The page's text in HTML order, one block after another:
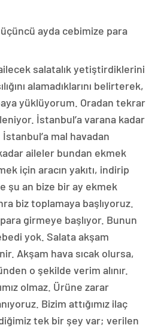
üçüncü ayda cebimize para
salatalık yetiştirdiklerini
alamadıklarını belirterek,
yüklüyorum. Oradan tekrar
İstanbul’a varana kadar
mal havadan
aileler bundan ekmek
için aracın yakıtı, indirip
şu an bize bir ay ekmek
biz toplamaya başlıyoruz.
girmeye başlıyor. Bunun
yok. Salata akşam
Akşam hava sıcak olursa,
o şekilde verim alınır.
olmaz. Ürüne zarar
Bizim attığımız ilaç
tek bir şey var; verilen